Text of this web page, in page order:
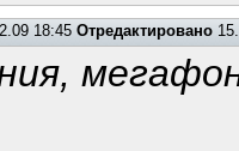
18:45 Отредактировано